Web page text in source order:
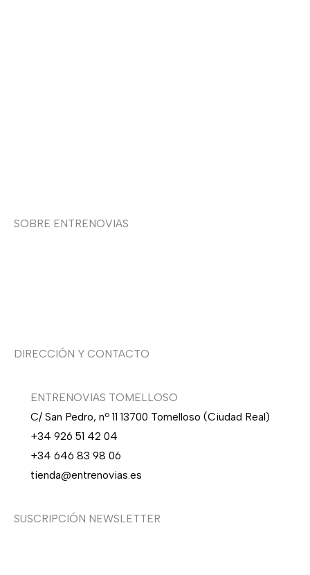
SOBRE ENTRENOVIAS
DIRECCIÓN Y CONTACTO
ENTRENOVIAS TOMELLOSO
C/ San Pedro, nº 11 13700 Tomelloso (Ciudad Real)
+34 926 51 42 04
+34 646 83 98 06
tienda@entrenovias.es
SUSCRIPCIÓN NEWSLETTER